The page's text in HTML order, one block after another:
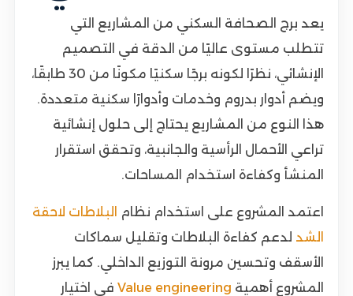
يعد برج الصحافة السكني من المشاريع التي
تتطلب مستوى عاليًا من الدقة في التصميم
الإنشائي، نظرًا لكونه برجًا سكنيًا مكونًا من 30 طابقًا،
ويضم أدوار بدروم وخدمات وأدوارًا سكنية متعددة.
هذا النوع من المشاريع يحتاج إلى حلول إنشائية
تراعي الأحمال الرأسية والجانبية، وتحقق استقرار
المنشأ وكفاءة استخدام المساحات.
اعتمد المشروع على استخدام نظام
البلاطات لاحقة
الشد لدعم كفاءة البلاطات وتقليل سماكات
الأسقف وتحسين مرونة التوزيع الداخلي. كما يبرز
المشروع أهمية Value engineeringفي اختيار